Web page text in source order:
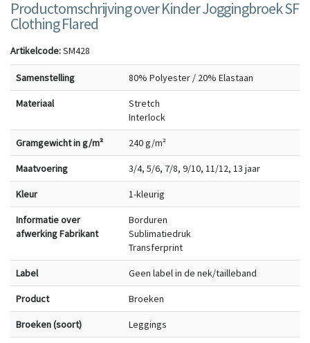
Productomschrijving over Kinder Joggingbroek SF
Clothing Flared
Artikelcode:SM428
Samenstelling 80% Polyester / 20% Elastaan
Materiaal
Stretch
Interlock
Gramgewicht in g/m² 240 g/m²
Maatvoering 3/4, 5/6, 7/8, 9/10, 11/12, 13 jaar
Kleur 1-kleurig
Informatie over
afwerking Fabrikant
Borduren
Sublimatiedruk
Transferprint
Label Geen label in de nek/tailleband
Product Broeken
Broeken (soort) Leggings